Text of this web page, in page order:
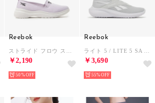
Reebok
￥2,190
50%
Reebok
￥3,690
55%